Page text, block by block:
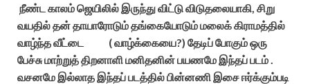
நீண்ட காலம் ஜெயிலில் இருந்து விட்டு விடுதலையாகி, சிறு
வயதில் தன் தாயாரோடும் தங்கையோடும் மலைக் கிராமத்தில்
வாழ்ந்த வீட்டை ( வாழ்க்கையை?) தேடிப் போகும் ஒரு
பேச்சு மாற்றுத் திறனாளி மனிதனின் பயணமே இந்தப் படம் .
வசனமே இல்லாத இந்தப் படத்தில் பின்னணி இசை ஈர்க்கும்படி